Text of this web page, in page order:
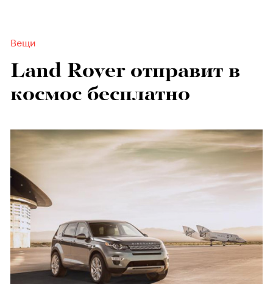
Вещи
Land Rover отправит в
космос бесплатно